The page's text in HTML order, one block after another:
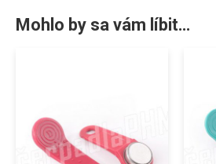
Mohlo by sa vám líbit…